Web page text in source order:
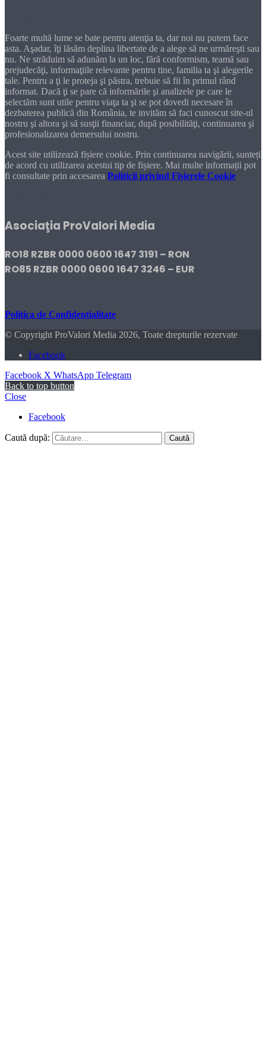
Foarte multă lume se bate pentru atenţia ta, dar noi nu putem face
asta. Aşadar, îţi lăsăm deplina libertate de a alege să ne urmăreşti sau
nu. Ne străduim să adunăm la un loc, fără conformism, teamă sau
prejudecăţi, informaţiile relevante pentru tine, familia ta şi alegerile
tale. Pentru a ţi le proteja şi păstra, trebuie să fii în primul rând
informat. Dacă ţi se pare că informările şi analizele pe care le
selectăm sunt utile pentru viaţa ta şi se pot dovedi necesare în
dezbaterea publică din România, te invităm să faci cunoscut site-ul
nostru şi altora şi să susţii financiar, după posibilităţi, continuarea şi
profesionalizarea demersului nostru.
Acest site utilizează fișiere cookie. Prin continuarea navigării, sunteți
de acord cu utilizarea acestui tip de fișiere. Mai multe informații pot
fi consultate prin accesarea Politicii privind Fișierele Cookie
Asociaţia ProValori Media
RO18 RZBR 0000 0600 1647 3191 – RON
RO85 RZBR 0000 0600 1647 3246 – EUR
Politica de Confidențialitate
© Copyright ProValori Media 2026, Toate drepturile rezervate
Facebook
Facebook X WhatsApp Telegram
Back to top button
Close
Facebook
Caută după: